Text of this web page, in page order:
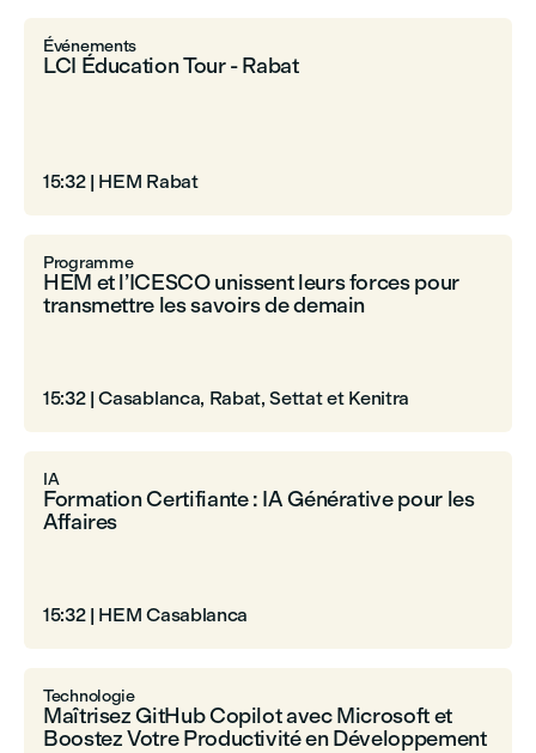
Événements
LCI Éducation Tour - Rabat
15:32| HEM Rabat
Programme
HEM et l’ICESCO unissent leurs forces pour
transmettre les savoirs de demain
15:32|Casablanca, Rabat, Settat et Kenitra
IA
Formation Certifiante : IA Générative pour les
Affaires
15:32| HEM Casablanca
Technologie
Maîtrisez GitHub Copilot avec Microsoft et
Boostez Votre Productivité en Développement